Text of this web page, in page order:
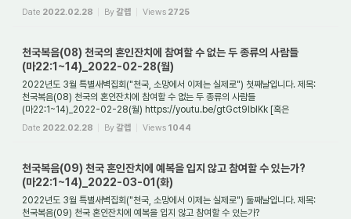
있도록 허락된 장소가 되었다. 그러나 아무...
Date 2022.02.28 By갈렙 Views 2725
천국복음(08) 천국의 혼인잔치에 참여할 수 없는 두 종류의 사람들
(마22:1~14)_2022-02-28(월)
2022년도 3월 특별새벽집회("천국, 소망에서 이제는 실제로") 첫째날입니다. 제목:
천국복음(08) 천국의 혼인잔치에 참여할 수 없는 두 종류의 사람들
(마22:1~14)_2022-02-28(월) https://youtu.be/gtGct9IbIKk [혹은
https://tv.naver.com/v/25405830 ] 1. 천...
Date 2022.02.28 By갈렙 Views 1044
천국복음(09) 천국 혼인잔치에 예복을 입지 않고 참여할 수 있는가?
(마22:1~14)_2022-03-01(화)
2022년도 3월 특별새벽집회("천국, 소망에서 이제는 실제로") 둘째날입니다. 제목:
천국복음(09) 천국 혼인잔치에 예복을 입지 않고 참여할 수 있는가?